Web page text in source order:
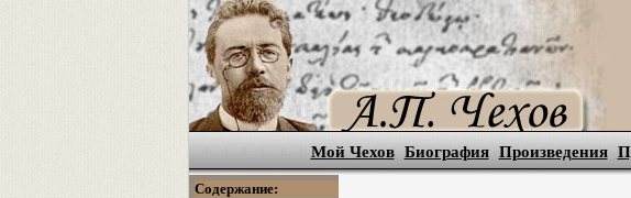
Мой Чехов Биография Произведения
Содержание: